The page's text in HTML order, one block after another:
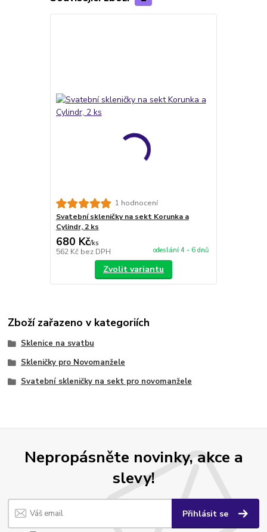
1 hodnocení
Svatební skleničky na sekt Korunka a
Cylindr, 2 ks
680 Kč/ks
562 Kč bez DPH odeslání 4 - 6 dnů
Zvolit variantu
Zboží zařazeno v kategoriích
Sklenice na svatbu
Skleničky pro Novomanžele
Svatební skleničky na sekt pro novomanžele
Nepropásněte novinky, akce a
slevy!
Přihlásit se